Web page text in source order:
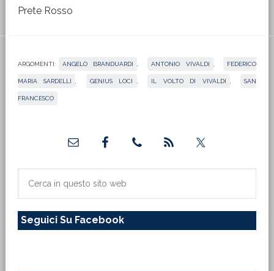
Prete Rosso
ARGOMENTI: ANGELO BRANDUARDI ANTONIO VIVALDI FEDERICO
MARIA SARDELLI GENIUS LOCI IL VOLTO DI VIVALDI SAN
FRANCESCO
primaria
sito
Seguici Su Facebook